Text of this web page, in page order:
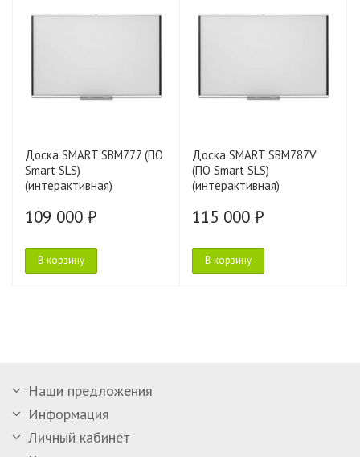
Доска SMART SBM777 (ПО
Smart SLS)
(интерактивная)
109 000 ₽
В корзину
Доска SMART SBM787V
(ПО Smart SLS)
(интерактивная)
115 000 ₽
В корзину
Наши предложения
Информация
Личный кабинет